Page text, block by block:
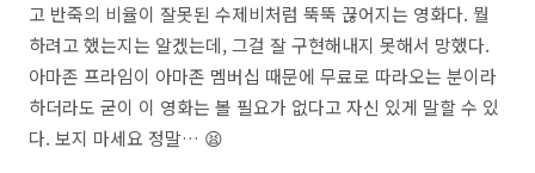
고 반죽의 비율이 잘못된 수제비처럼 뚝뚝 끊어지는 영화다. 뭘
하려고 했는지는 알겠는데, 그걸 잘 구현해내지 못해서 망했다.
아마존 프라임이 아마존 멤버십 때문에 무료로 따라오는 분이라
하더라도 굳이 이 영화는 볼 필요가 없다고 자신 있게 말할 수 있
다. 보지 마세요 정말… 😫